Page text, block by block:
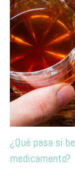
¿Qué pasa si
medicamento?